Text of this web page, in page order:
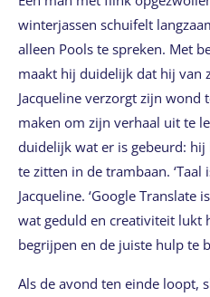
winterjassen schuifelt
alleen Pools te spreken. Met
maakt hij duidelijk dat hij van
Jacqueline verzorgt zijn
maken om zijn verhaal uit te
duidelijk wat er is gebeurd:
te zitten in de trambaan. ‘Taal
Jacqueline. ‘Google Translate
wat geduld en creativiteit lukt
begrijpen en de juiste hulp te
Als de avond ten einde loopt,